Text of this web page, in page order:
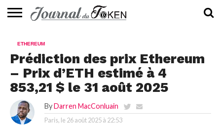
📰
EVALUATION
GUIDE
TENDANCES
À
CONTACTEZ-
ETHEREUM
Prédiction des prix Ethereum
– Prix d’ETH estimé à 4
853,21 $ le 31 août 2025
By Darren MacConluain
Paris, le 26 août 2025 à 22:53